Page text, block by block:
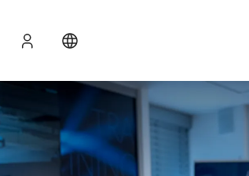
Registro
Search